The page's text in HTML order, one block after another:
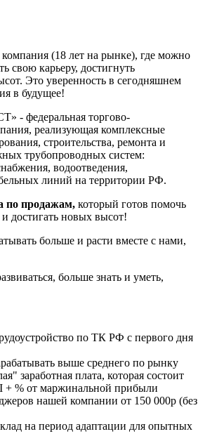
(18 лет на рынке), где можно
свою карьеру, достигнуть
Это уверенность в сегодняшнем
в будущее!
- федеральная торгово-
реализующая комплексные
строительства, ремонта и
трубопроводных систем:
водоотведения,
линий на территории РФ.
по продажам, который готов помочь
достигать новых высот!
больше и расти вместе с нами,
больше знать и уметь,
по ТК РФ с первого дня
выше среднего по рынку
заработная плата, которая состоит
+ % от маржинальной прибыли
нашей компании от 150 000р (без
на период адаптации для опытных